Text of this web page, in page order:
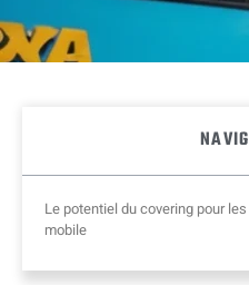
Le potentiel du covering pour
mobile